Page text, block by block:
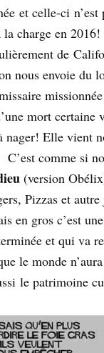
et celle-ci n’est
charge en
de
nous envoie du
mort certaine
nager! Elle vient
comme si
(version
Pizzas et
gros c’est
et qui va
le monde
le patrimoine